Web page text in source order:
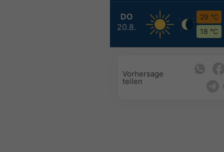
DO
20.8.
29 °C
18 °C
Vorhersage
teilen